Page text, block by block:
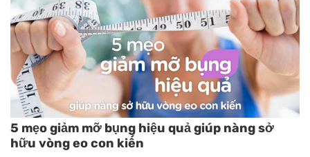
5 mẹo giảm mỡ bụng hiệu quả giúp nàng sở
hữu vòng eo con kiến